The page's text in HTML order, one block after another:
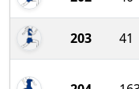
203 41